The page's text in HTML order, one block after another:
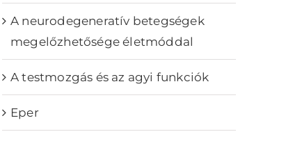
A neurodegeneratív betegségek
megelőzhetősége életmóddal
A testmozgás és az agyi funkciók
Eper